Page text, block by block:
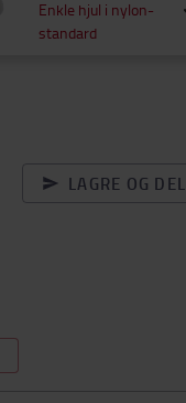
Enkle hjul i nylon-
standard
LAGRE OG DEL